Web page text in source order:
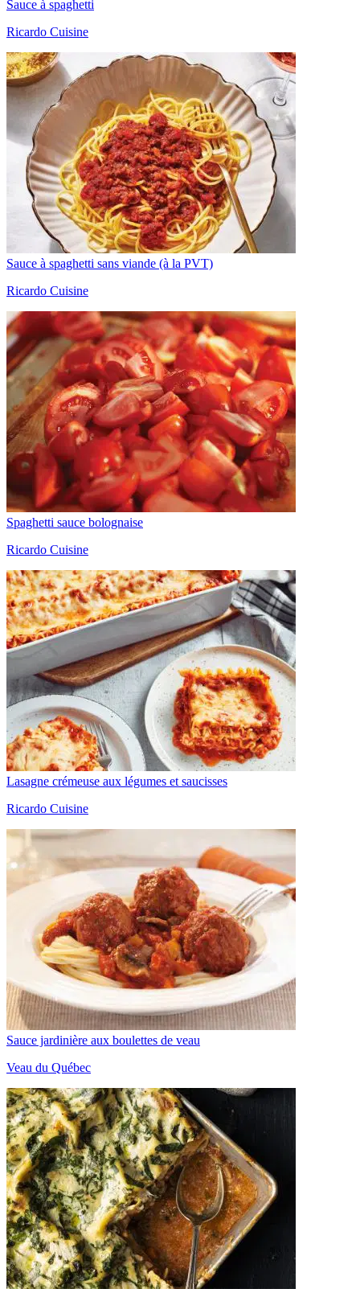
Sauce à spaghetti
Ricardo Cuisine
Sauce à spaghetti sans viande (à la PVT)
Ricardo Cuisine
Spaghetti sauce bolognaise
Ricardo Cuisine
Lasagne crémeuse aux légumes et saucisses
Ricardo Cuisine
Sauce jardinière aux boulettes de veau
Veau du Québec